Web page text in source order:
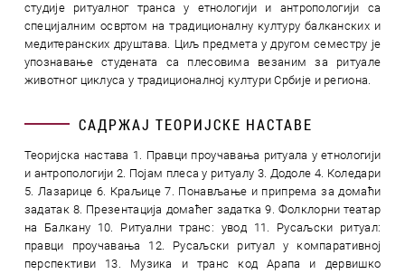
студије ритуалног транса у етнологији и антропологији са
специјалним освртом на традиционалну културу балканских и
медитеранских друштава. Циљ предмета у другом семестру је
упознавање студената са плесовима везаним за ритуале
животног циклуса у традиционалној култури Србије и региона.
САДРЖАЈ ТЕОРИЈСКЕ НАСТАВЕ
Теоријска настава 1. Правци проучавања ритуала у етнологији
и антропологији 2. Појам плеса у ритуалу 3. Додоле 4. Коледари
5. Лазарице 6. Краљице 7. Понављање и припрема за домаћи
задатак 8. Презентација домаћег задатка 9. Фолклорни театар
на Балкану 10. Ритуални транс: увод 11. Русаљски ритуал:
правци проучавања 12. Русаљски ритуал у компаративној
перспективи 13. Музика и транс код Арапа и дервишко